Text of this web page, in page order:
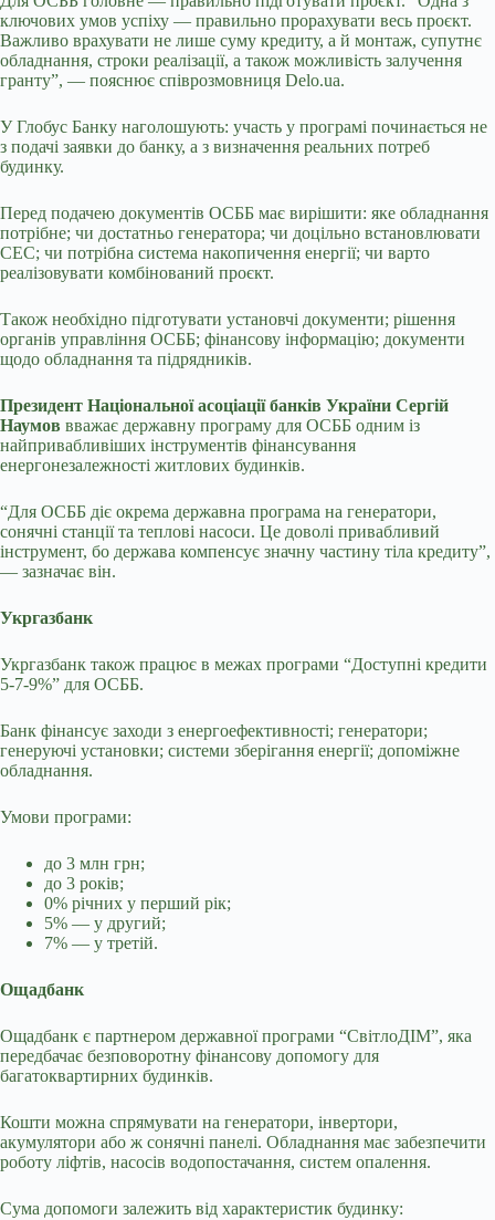
ключових умов успіху — правильно прорахувати весь проєкт.
Важливо врахувати не лише суму кредиту, а й монтаж, супутнє
обладнання, строки реалізації, а також можливість залучення
гранту”, — пояснює співрозмовниця Delo.ua.
У Глобус Банку наголошують: участь у програмі починається не
з подачі заявки до банку, а з визначення реальних потреб
будинку.
Перед подачею документів ОСББ має вирішити: яке обладнання
потрібне; чи достатньо генератора; чи доцільно встановлювати
СЕС; чи потрібна система накопичення енергії; чи варто
реалізовувати комбінований проєкт.
Також необхідно підготувати установчі документи; рішення
органів управління ОСББ; фінансову інформацію; документи
щодо обладнання та підрядників.
Президент Національної асоціації банків України Сергій
Наумов вважає державну програму для ОСББ одним із
найпривабливіших інструментів фінансування
енергонезалежності житлових будинків.
“Для ОСББ діє окрема державна програма на генератори,
сонячні станції та теплові насоси. Це доволі привабливий
інструмент, бо держава компенсує значну частину тіла кредиту”,
— зазначає він.
Укргазбанк
Укргазбанк також працює в межах програми “Доступні кредити
5-7-9%” для ОСББ.
Банк фінансує заходи з енергоефективності; генератори;
генеруючі установки; системи зберігання енергії; допоміжне
обладнання.
Умови програми:
до 3 млн грн;
до 3 років;
0% річних у перший рік;
5% — у другий;
7% — у третій.
Ощадбанк
Ощадбанк є партнером державної програми “СвітлоДІМ”, яка
передбачає безповоротну фінансову допомогу для
багатоквартирних будинків.
Кошти можна спрямувати на генератори, інвертори,
акумулятори або ж сонячні панелі. Обладнання має забезпечити
роботу ліфтів, насосів водопостачання, систем опалення.
Сума допомоги залежить від характеристик будинку: